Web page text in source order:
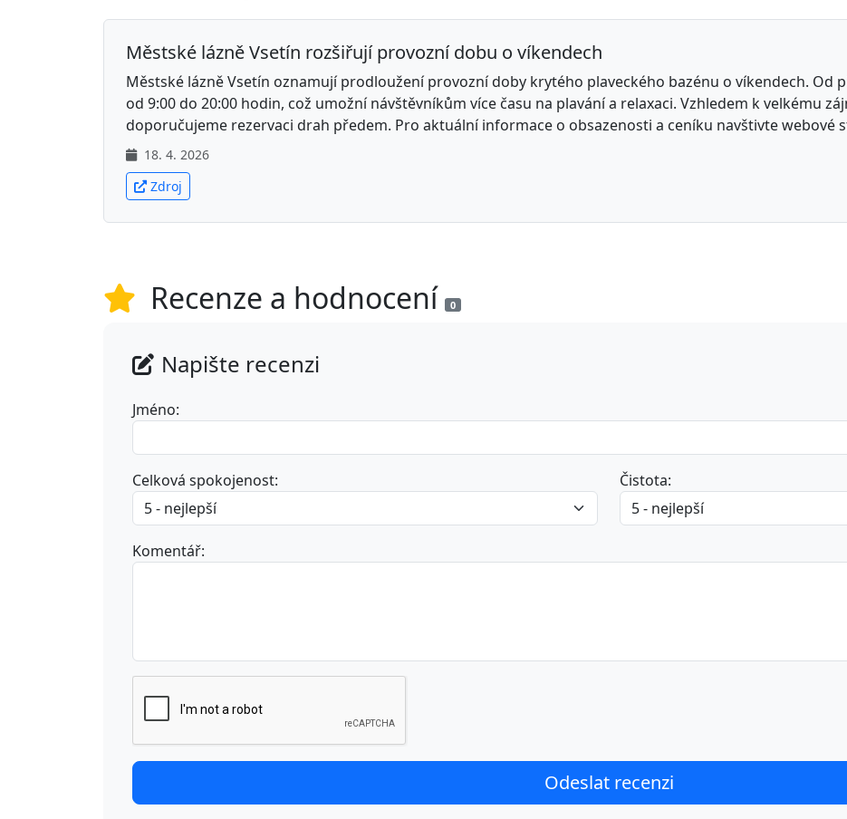
Městské lázně Vsetín rozšiřují provozní dobu o víkendech
Městské lázně Vsetín oznamují prodloužení provozní doby krytého plaveckého bazénu o víkendech. Od
od 9:00 do 20:00 hodin, což umožní návštěvníkům více času na plavání a relaxaci. Vzhledem k velkému
doporučujeme rezervaci drah předem. Pro aktuální informace o obsazenosti a ceníku navštivte webové
18. 4. 2026
Zdroj
Recenze a hodnocení 0
Napište recenzi
Jméno:
Celková spokojenost: Čistota:
Komentář: